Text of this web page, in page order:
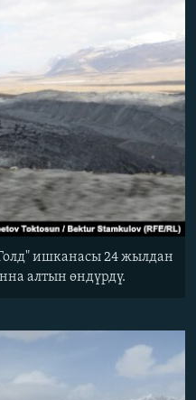
ишканасы 24 жылдан
алтын өндүрдү.